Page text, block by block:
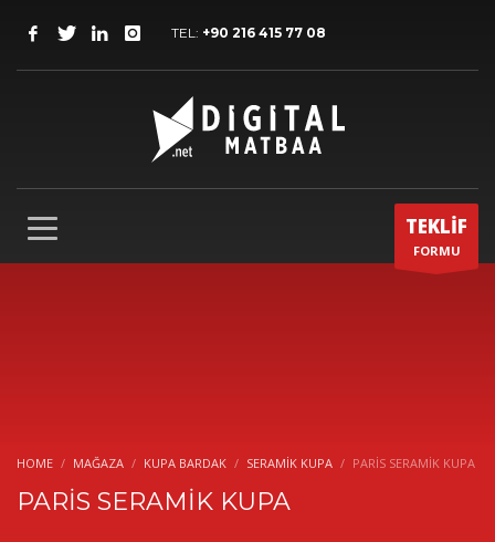
TEL: +90 216 415 77 08
TEKLİF
FORMU
HOME MAĞAZA KUPA BARDAK SERAMIK KUPA PARİS SERAMİK KUPA
PARİS SERAMİK KUPA